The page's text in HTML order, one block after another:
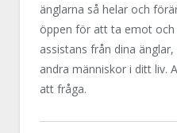
änglarna så helar och
öppen för att ta emot och
assistans från dina
andra människor i ditt liv.
att fråga.